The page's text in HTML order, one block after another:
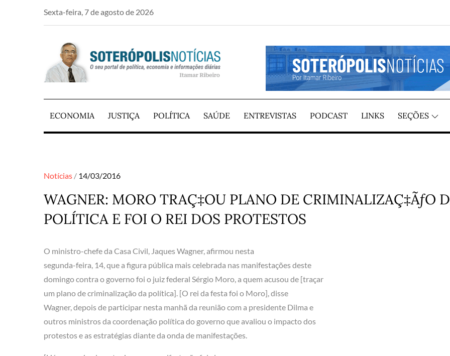
Sexta-feira, 7 de agosto de 2026
SOTERÓPOLIS NOTÍCIAS
PORTAL DE NOTÍCIAS DE SALVADOR E REGIÃO, POR ITAMAR RIBEIRO
ECONOMIA JUSTIÇA POLÍTICA SAÚDE ENTREVISTAS PODCAST LINKS SEÇÕES
Notícias Posted
14/03/2016
WAGNER: MORO TRAÇ‡OU PLANO DE CRIMINALIZAÇ‡ÃƒO
POLÍTICA E FOI O REI DOS PROTESTOS
O ministro-chefe da Casa Civil, Jaques Wagner, afirmou nesta
segunda-feira, 14, que a figura pública mais celebrada nas manifestações deste
domingo contra o governo foi o juiz federal Sérgio Moro, a quem acusou de [traçar
um plano de criminalização da política]. [O rei da festa foi o Moro], disse
Wagner, depois de participar nesta manhã da reunião com a presidente Dilma e
outros ministros da coordenação política do governo que avaliou o impacto dos
protestos e as estratégias diante da onda de manifestações.